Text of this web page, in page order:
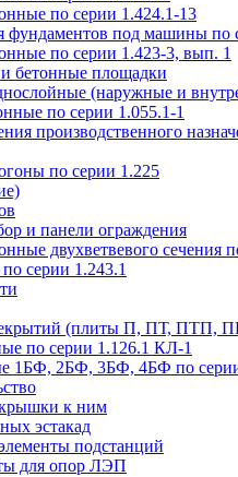
по серии 1.424.1-13
фундаментов под машины по
по серии 1.423-3, вып. 1
бетонные площадки
(наружные и
по серии 1.055.1-1
производственного
по серии 1.225
и панели ограждения
двухветвевого сечения
серии 1.243.1
(плиты П, ПТ, ПТП,
по серии 1.126.1 КЛ-1
1БФ, 2БФ, 3БФ, 4БФ по
к ним
эстакад
подстанций
для опор ЛЭП